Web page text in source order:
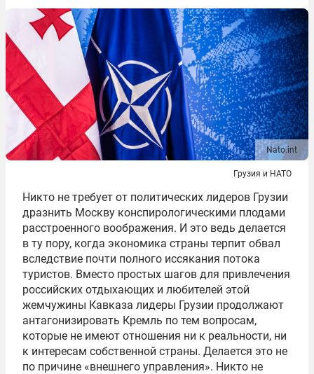
Nato.int
Грузия и НАТО
Никто не требует от политических лидеров Грузии
дразнить Москву конспирологическими плодами
расстроенного воображения. И это ведь делается
в ту пору, когда экономика страны терпит обвал
вследствие почти полного иссякания потока
туристов. Вместо простых шагов для привлечения
российских отдыхающих и любителей этой
жемчужины Кавказа лидеры Грузии продолжают
антагонизировать Кремль по тем вопросам,
которые не имеют отношения ни к реальности, ни
к интересам собственной страны. Делается это не
по причине «внешнего управления». Никто не